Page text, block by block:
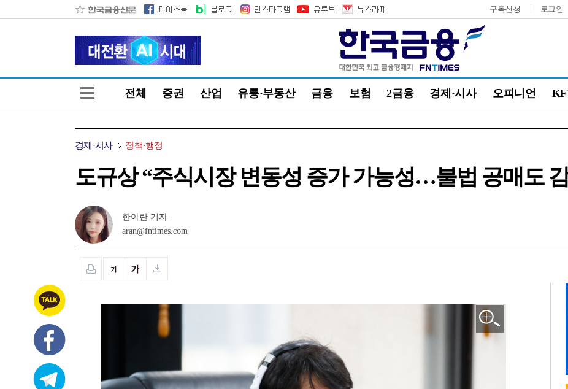
구독신청 로그인
전체 증권 산업 유통·부동산 금융 보험 2금융 경제·시사 오피니언
경제·시사 정책·행정
도규상 “주식시장 변동성 증가 가능성…불법 공매도
한아란 기자
aran@fntimes.com